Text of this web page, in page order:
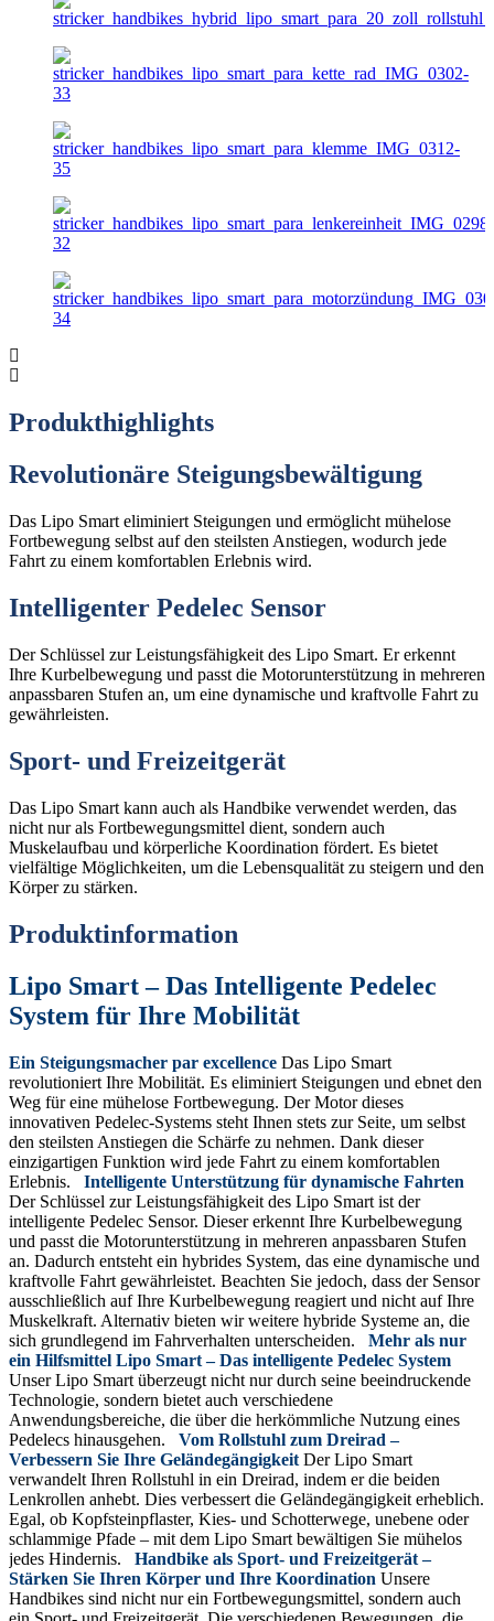
Produkthighlights
Revolutionäre Steigungsbewältigung
Das Lipo Smart eliminiert Steigungen und ermöglicht mühelose
Fortbewegung selbst auf den steilsten Anstiegen, wodurch jede
Fahrt zu einem komfortablen Erlebnis wird.
Intelligenter Pedelec Sensor
Der Schlüssel zur Leistungsfähigkeit des Lipo Smart. Er erkennt
Ihre Kurbelbewegung und passt die Motorunterstützung in mehreren
anpassbaren Stufen an, um eine dynamische und kraftvolle Fahrt zu
gewährleisten.
Sport- und Freizeitgerät
Das Lipo Smart kann auch als Handbike verwendet werden, das
nicht nur als Fortbewegungsmittel dient, sondern auch
Muskelaufbau und körperliche Koordination fördert. Es bietet
vielfältige Möglichkeiten, um die Lebensqualität zu steigern und den
Körper zu stärken.
Produktinformation
Lipo Smart – Das Intelligente Pedelec
System für Ihre Mobilität
Ein Steigungsmacher par excellence Das Lipo Smart
revolutioniert Ihre Mobilität. Es eliminiert Steigungen und ebnet den
Weg für eine mühelose Fortbewegung. Der Motor dieses
innovativen Pedelec-Systems steht Ihnen stets zur Seite, um selbst
den steilsten Anstiegen die Schärfe zu nehmen. Dank dieser
einzigartigen Funktion wird jede Fahrt zu einem komfortablen
Erlebnis. Intelligente Unterstützung für dynamische Fahrten
Der Schlüssel zur Leistungsfähigkeit des Lipo Smart ist der
intelligente Pedelec Sensor. Dieser erkennt Ihre Kurbelbewegung
und passt die Motorunterstützung in mehreren anpassbaren Stufen
an. Dadurch entsteht ein hybrides System, das eine dynamische und
kraftvolle Fahrt gewährleistet. Beachten Sie jedoch, dass der Sensor
ausschließlich auf Ihre Kurbelbewegung reagiert und nicht auf Ihre
Muskelkraft. Alternativ bieten wir weitere hybride Systeme an, die
sich grundlegend im Fahrverhalten unterscheiden. Mehr als nur
ein Hilfsmittel Lipo Smart – Das intelligente Pedelec System
Unser Lipo Smart überzeugt nicht nur durch seine beeindruckende
Technologie, sondern bietet auch verschiedene
Anwendungsbereiche, die über die herkömmliche Nutzung eines
Pedelecs hinausgehen. Vom Rollstuhl zum Dreirad –
Verbessern Sie Ihre Geländegängigkeit Der Lipo Smart
verwandelt Ihren Rollstuhl in ein Dreirad, indem er die beiden
Lenkrollen anhebt. Dies verbessert die Geländegängigkeit erheblich.
Egal, ob Kopfsteinpflaster, Kies- und Schotterwege, unebene oder
schlammige Pfade – mit dem Lipo Smart bewältigen Sie mühelos
jedes Hindernis. Handbike als Sport- und Freizeitgerät –
Stärken Sie Ihren Körper und Ihre Koordination Unsere
Handbikes sind nicht nur ein Fortbewegungsmittel, sondern auch